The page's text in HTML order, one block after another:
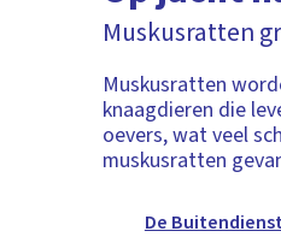
Muskusratten
Muskusratten
knaagdieren die
oevers, wat veel
muskusratten
De